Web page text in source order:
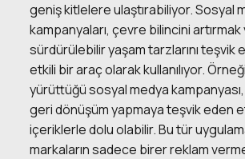
geniş kitlelere ulaştırabiliyor. Sosyal
kampanyaları, çevre bilincini artırmak
sürdürülebilir yaşam tarzlarını teşvik
etkili bir araç olarak kullanılıyor.
yürüttüğü sosyal medya kampanyası,
geri dönüşüm yapmaya teşvik eden
içeriklerle dolu olabilir. Bu tür
markaların sadece birer reklam